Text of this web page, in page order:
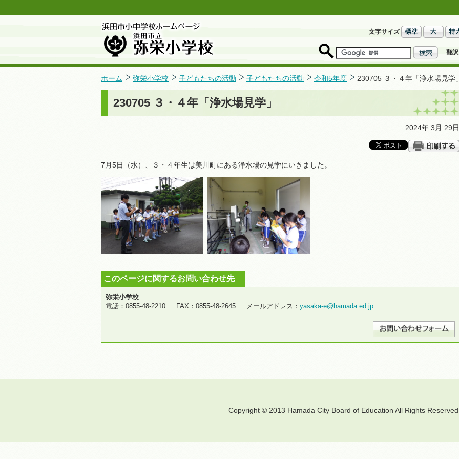
文字サイズ
翻訳
ホーム 弥栄小学校 子どもたちの活動 子どもたちの活動 令和5年度 230705 ３・４年「浄水場見学」
230705 ３・４年「浄水場見学」
2024年 3月 29日
7月5日（水）、３・４年生は美川町にある浄水場の見学にいきました。
このページに関するお問い合わせ先
弥栄小学校
電話：0855-48-2210 FAX：0855-48-2645 メールアドレス： yasaka-e@hamada.ed.jp
Copyright © 2013 Hamada City Board of Education All Rights Reserved.